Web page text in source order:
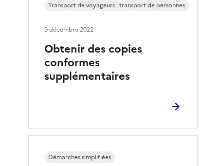
Obtenir des copies
conformes
supplémentaires
Transport de voyageurs : transport de personnes
9 décembre 2022
Démarches simplifiées